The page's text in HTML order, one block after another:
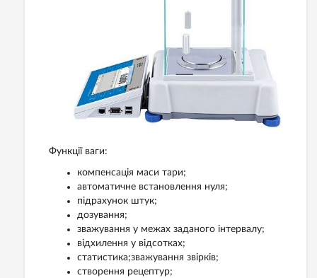
Функції ваги:
компенсація маси тари;
автоматичне встановлення нуля;
підрахунок штук;
дозування;
зважування у межах заданого інтервалу;
відхилення у відсотках;
статистика;зважування звірків;
створення рецептур;